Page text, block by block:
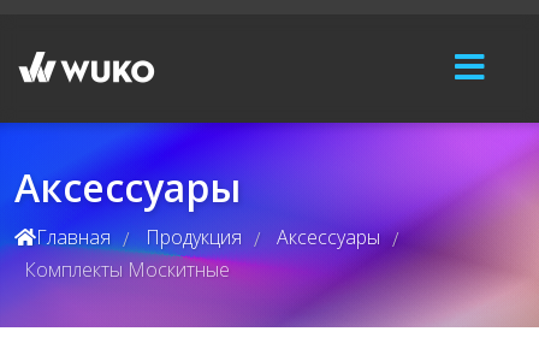
Аксессуары
Главная / Продукция / Аксессуары /
Комплекты Москитные